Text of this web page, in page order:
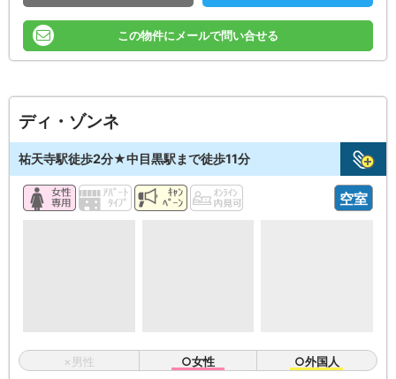
この物件にメールで問い合せる
ディ・ゾンネ
祐天寺駅徒歩2分★中目黒駅まで徒歩11分
空室
×男性 ○女性 ○外国人